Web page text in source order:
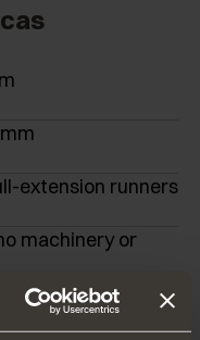
extension runners
machinery or
front panel